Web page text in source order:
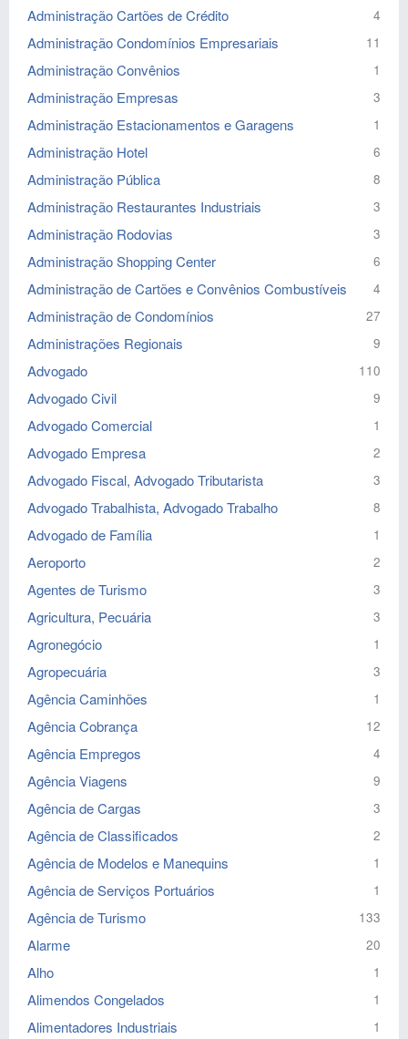
Administração Cartões de Crédito 4
Administração Condomínios Empresariais 11
Administração Convênios 1
Administração Empresas 3
Administração Estacionamentos e Garagens 1
Administração Hotel 6
Administração Pública 8
Administração Restaurantes Industriais 3
Administração Rodovias 3
Administração Shopping Center 6
Administração de Cartões e Convênios Combustíveis 4
Administração de Condomínios 27
Administrações Regionais 9
Advogado 110
Advogado Civil 9
Advogado Comercial 1
Advogado Empresa 2
Advogado Fiscal, Advogado Tributarista 3
Advogado Trabalhista, Advogado Trabalho 8
Advogado de Família 1
Aeroporto 2
Agentes de Turismo 3
Agricultura, Pecuária 3
Agronegócio 1
Agropecuária 3
Agência Caminhões 1
Agência Cobrança 12
Agência Empregos 4
Agência Viagens 9
Agência de Cargas 3
Agência de Classificados 2
Agência de Modelos e Manequins 1
Agência de Serviços Portuários 1
Agência de Turismo 133
Alarme 20
Alho 1
Alimendos Congelados 1
Alimentadores Industriais 1